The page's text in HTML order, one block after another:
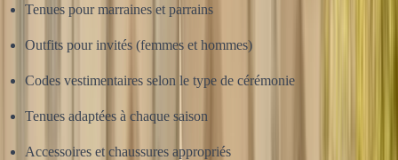
Tenues pour marraines et parrains
Outfits pour invités (femmes et hommes)
Codes vestimentaires selon le type de cérémonie
Tenues adaptées à chaque saison
Accessoires et chaussures appropriés